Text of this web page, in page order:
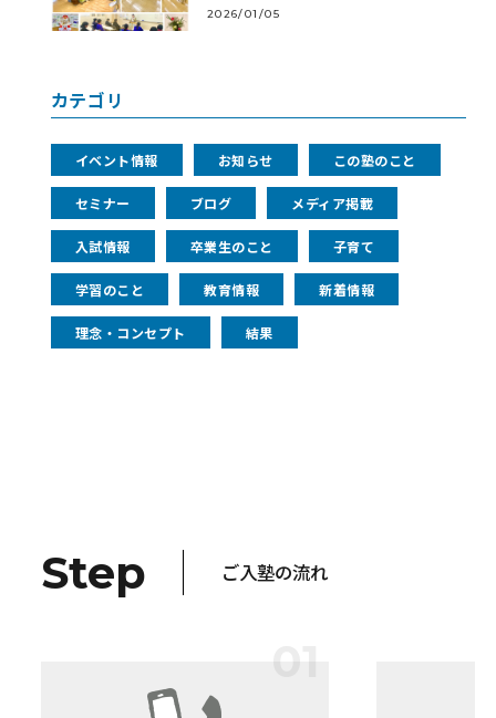
2026/01/05
カテゴリ
イベント情報 お知らせ この塾のこと
セミナー ブログ メディア掲載
入試情報 卒業生のこと 子育て
学習のこと 教育情報 新着情報
理念・コンセプト 結果
Step ご入塾の流れ